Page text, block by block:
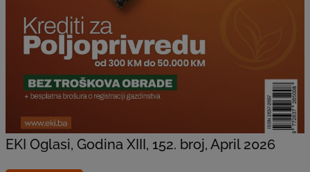
EKI Oglasi, Godina XIII, 152. broj, April 2026